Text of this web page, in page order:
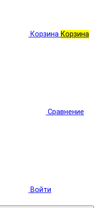
Корзина Корзина
Сравнение
Войти